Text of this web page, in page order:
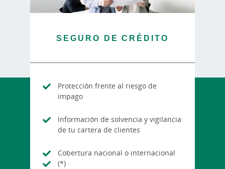
SEGURO DE CRÉDITO
Protección frente al riesgo de
impago
Información de solvencia y vigilancia
de tu cartera de clientes
Cobertura nacional o internacional
(*)